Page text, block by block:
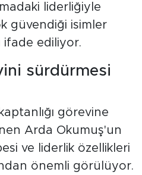
liderliğiyle
güvendiği isimler
ifade ediliyor.
sürdürmesi
görevine
Arda Okumuş'un
ve liderlik özellikleri
önemli görülüyor.